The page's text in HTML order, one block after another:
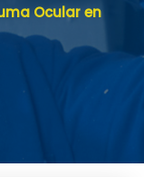
Ocular en